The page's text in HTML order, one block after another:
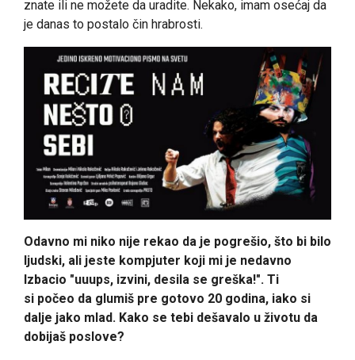
znate ili ne možete da uradite. Nekako, imam osećaj da
je danas to postalo čin hrabrosti.
Odavno mi niko nije rekao da je pogrešio, što bi bilo
ljudski, ali jeste kompjuter koji mi je nedavno
Izbacio "uuups, izvini, desila se greška!". Ti
si počeo da glumiš pre gotovo 20 godina, iako si
dalje jako mlad. Kako se tebi dešavalo u životu da
dobijaš poslove?